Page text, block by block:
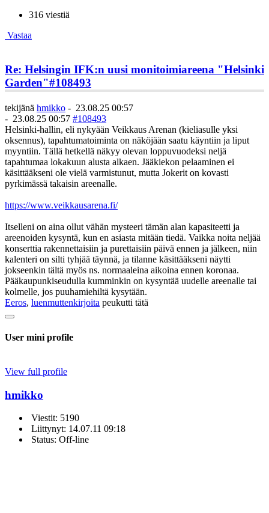
316 viestiä
Vastaa
Re: Helsingin IFK:n uusi monitoimiareena "Helsinki
Garden"#108493
tekijänä hmikko - 23.08.25 00:57
- 23.08.25 00:57 #108493
Helsinki-hallin, eli nykyään Veikkaus Arenan (kieliasulle yksi
oksennus), tapahtumatoiminta on näköjään saatu käyntiin ja liput
myyntiin. Tällä hetkellä näkyy olevan loppuvuodeksi neljä
tapahtumaa lokakuun alusta alkaen. Jääkiekon pelaaminen ei
käsittääkseni ole vielä varmistunut, mutta Jokerit on kovasti
pyrkimässä takaisin areenalle.
https://www.veikkausarena.fi/
Itselleni on aina ollut vähän mysteeri tämän alan kapasiteetti ja
areenoiden kysyntä, kun en asiasta mitään tiedä. Vaikka noita neljää
konserttia rakennettaisiin ja purettaisiin päivä ennen ja jälkeen, niin
kalenteri on silti tyhjää täynnä, ja tilanne käsittääkseni näytti
jokseenkin tältä myös ns. normaaleina aikoina ennen koronaa.
Pääkaupunkiseudulla kumminkin on kysyntää uudelle areenalle tai
kolmelle, jos puuhamiehiltä kysytään.
Eeros, luenmuttenkirjoita peukutti tätä
User mini profile
View full profile
hmikko
Viestit: 5190
Liittynyt: 14.07.11 09:18
Status: Off-line